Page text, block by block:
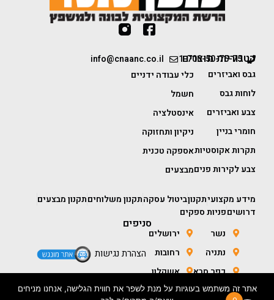
1-700-50-75-75
info@cnaanc.co.il קטגוריות מוצרים
גבס ואביזרים
לוחות גבס
צבע ואביזרים
חומרי בניין
תקרות אקוסטיות
צבע לקירות פנים
כלי עבודה ידניים
חשמל
אינסטלציה
ניקיון ותחזוקה
אספקה טכנית
מבצעים
מידע מקצועיתקנוןביטול עסקהתקנון משלוחיםתקנון מבצעים
דרושיםפניות ספקים
סניפים
נשר
נתניה
כפר סבא
חולון
ירושלים
רחובות
אשקלון
באר שבע
הצהרת נגישות
אתר זה משתמש בעוגיות על מנת לשפר את חווית הגלישה, אנחנו מניחים